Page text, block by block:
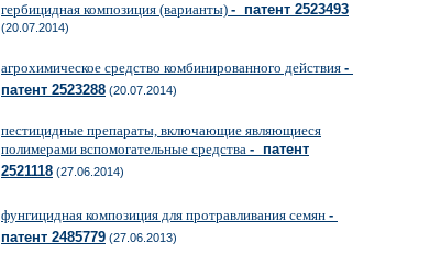
гербицидная композиция (варианты) - патент 2523493
(20.07.2014)
агрохимическое средство комбинированного действия -
патент 2523288 (20.07.2014)
пестицидные препараты, включающие являющиеся
полимерами вспомогательные средства - патент
2521118 (27.06.2014)
фунгицидная композиция для протравливания семян -
патент 2485779 (27.06.2013)